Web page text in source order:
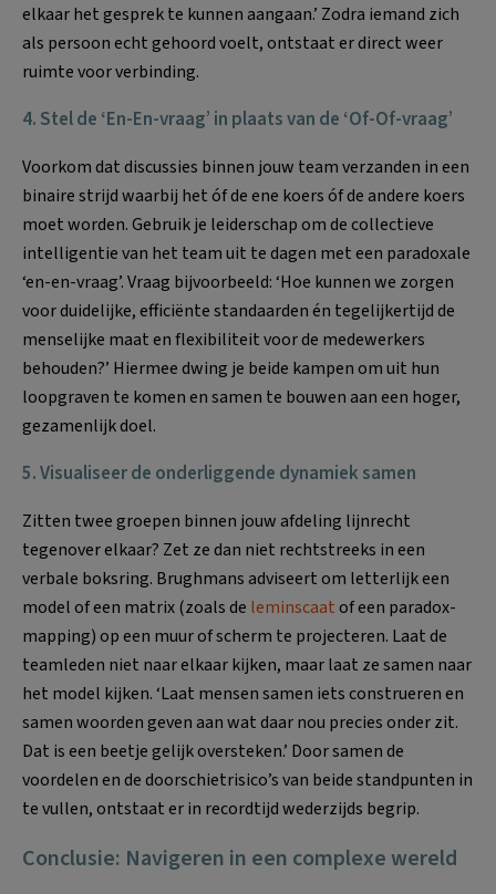
elkaar het gesprek te kunnen aangaan.’ Zodra iemand zich
als persoon echt gehoord voelt, ontstaat er direct weer
ruimte voor verbinding.
4. Stel de ‘En-En-vraag’ in plaats van de ‘Of-Of-vraag’
Voorkom dat discussies binnen jouw team verzanden in een
binaire strijd waarbij het óf de ene koers óf de andere koers
moet worden. Gebruik je leiderschap om de collectieve
intelligentie van het team uit te dagen met een paradoxale
‘en-en-vraag’. Vraag bijvoorbeeld: ‘Hoe kunnen we zorgen
voor duidelijke, efficiënte standaarden én tegelijkertijd de
menselijke maat en flexibiliteit voor de medewerkers
behouden?’ Hiermee dwing je beide kampen om uit hun
loopgraven te komen en samen te bouwen aan een hoger,
gezamenlijk doel.
5. Visualiseer de onderliggende dynamiek samen
Zitten twee groepen binnen jouw afdeling lijnrecht
tegenover elkaar? Zet ze dan niet rechtstreeks in een
verbale boksring. Brughmans adviseert om letterlijk een
model of een matrix (zoals de leminscaatof een paradox-
mapping) op een muur of scherm te projecteren. Laat de
teamleden niet naar elkaar kijken, maar laat ze samen naar
het model kijken. ‘Laat mensen samen iets construeren en
samen woorden geven aan wat daar nou precies onder zit.
Dat is een beetje gelijk oversteken.’ Door samen de
voordelen en de doorschietrisico’s van beide standpunten in
te vullen, ontstaat er in recordtijd wederzijds begrip.
Conclusie: Navigeren in een complexe wereld